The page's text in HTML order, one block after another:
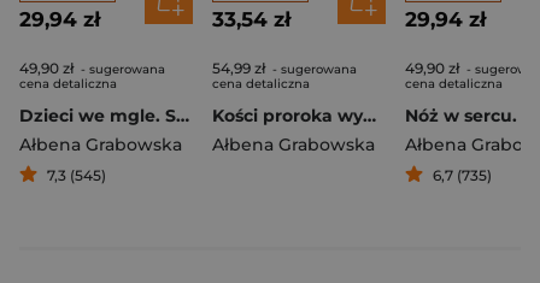
29,94 zł
49,90 zł - sugerowana
cena detaliczna
Dzieci we mgle. Sprawa ginekologa
Ałbena Grabowska
7,3 (545)
33,54 zł
54,99 zł - sugerowana
cena detaliczna
Kości proroka wyd. 2025
Ałbena Grabowska
29,94 zł
49,90 zł -
cena detaliczna
Ałbena
6,7 (735)